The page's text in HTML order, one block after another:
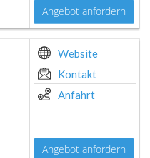
Angebot anfordern
Website
Kontakt
Anfahrt
Angebot anfordern